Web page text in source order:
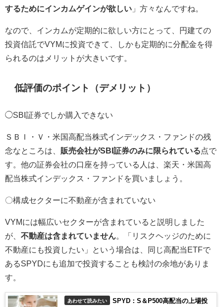
するためにインカムゲインが欲しい 」方々なんですね。
なので、インカムが定期的に欲しい方にとって、円建ての
投資信託でVYMに投資できて、しかも定期的に分配金を得
られるのはメリットが大きいです。
低評価のポイント（デメリット）
◯SBI証券でしか購入できない
ＳＢＩ・Ｖ・米国高配当株式インデックス・ファンドの残
念なところは、 販売会社がSBI証券のみに限られている点で
す。他の証券会社の口座を持っている人は、 楽天・米国高
配当株式インデックス・ファンドを買いましょう。
〇構成セクターに不動産が含まれていない
VYMには幅広いセクターが含まれていると説明しました
が、 不動産は含まれていません。「リスクヘッジのために
不動産にも投資したい」という場合は、同じ高配当ETFで
あるSPYDにも追加で投資することも検討の余地がありま
す。
あわせて読みたい
SPYD：S＆P500高配当の上場投